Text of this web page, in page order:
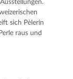
sich Pèlerin
raus und